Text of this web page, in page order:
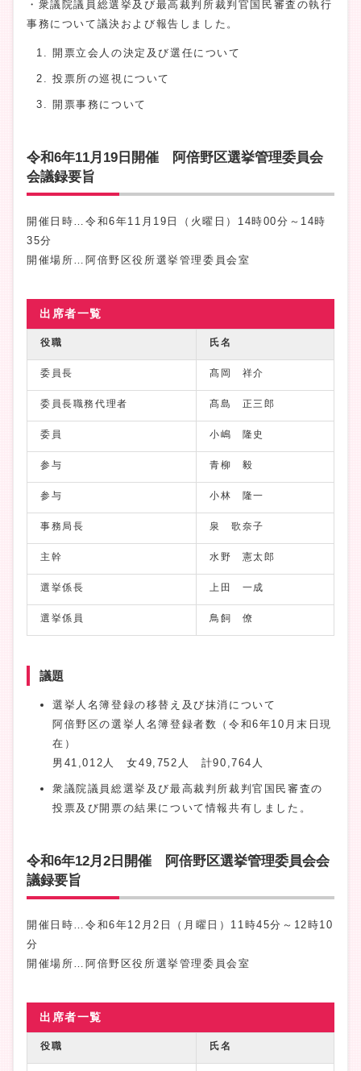
・衆議院議員総選挙及び最高裁判所裁判官国民審査の執行
事務について議決および報告しました。
開票立会人の決定及び選任について
投票所の巡視について
開票事務について
令和6年11月19日開催 阿倍野区選挙管理委員会
会議録要旨
開催日時…令和6年11月19日（火曜日）14時00分～14時
35分
開催場所…阿倍野区役所選挙管理委員会室
出席者一覧
役職 氏名
委員長 髙岡 祥介
委員長職務代理者 髙島 正三郎
委員 小嶋 隆史
参与 青柳 毅
参与 小林 隆一
事務局長 泉 歌奈子
主幹 水野 憲太郎
選挙係長 上田 一成
選挙係員 鳥飼 僚
議題
選挙人名簿登録の移替え及び抹消について
阿倍野区の選挙人名簿登録者数（令和6年10月末日現
在）
男41,012人 女49,752人 計90,764人
衆議院議員総選挙及び最高裁判所裁判官国民審査の
投票及び開票の結果について情報共有しました。
令和6年12月2日開催 阿倍野区選挙管理委員会会
議録要旨
開催日時…令和6年12月2日（月曜日）11時45分～12時10
分
開催場所…阿倍野区役所選挙管理委員会室
出席者一覧
役職 氏名